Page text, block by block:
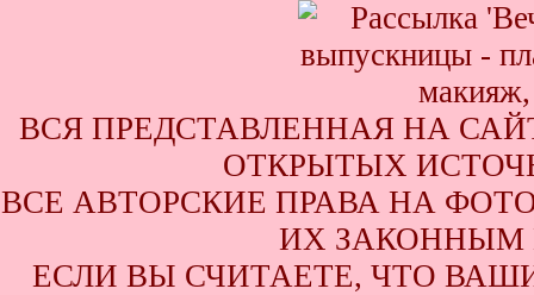
ВСЯ ПРЕДСТАВЛЕННАЯ НА
ОТКРЫТЫХ
ВСЕ АВТОРСКИЕ ПРАВА НА
ИХ ЗАКОННЫМ
ЕСЛИ ВЫ СЧИТАЕТЕ, ЧТО